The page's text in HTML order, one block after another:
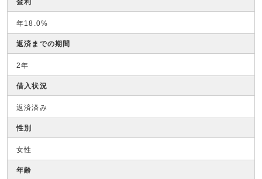
年18.0%
返済までの期間
2年
借入状況
返済済み
性別
女性
年齢